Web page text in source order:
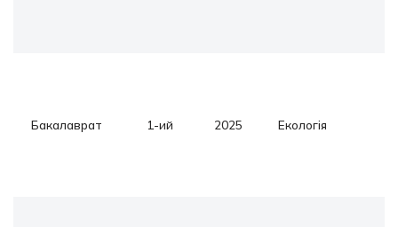
Бакалаврат 1-ий 2025 Екологія